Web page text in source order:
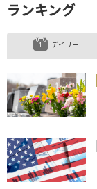
ランキング
デイリー